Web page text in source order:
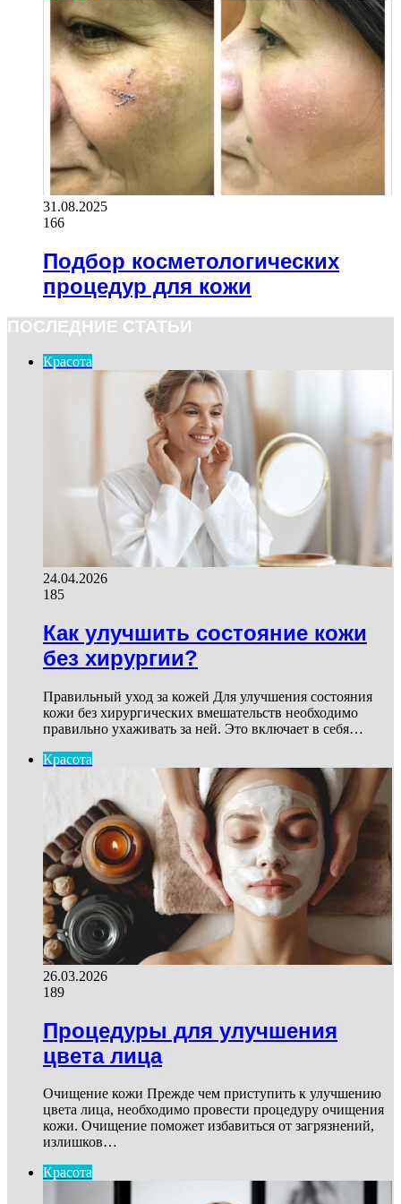
31.08.2025
166
Подбор косметологических
процедур для кожи
ПОСЛЕДНИЕ СТАТЬИ
Красота
24.04.2026
185
Как улучшить состояние кожи
без хирургии?
Правильный уход за кожей Для улучшения состояния
кожи без хирургических вмешательств необходимо
правильно ухаживать за ней. Это включает в себя…
Красота
26.03.2026
189
Процедуры для улучшения
цвета лица
Очищение кожи Прежде чем приступить к улучшению
цвета лица, необходимо провести процедуру очищения
кожи. Очищение поможет избавиться от загрязнений,
излишков…
Красота